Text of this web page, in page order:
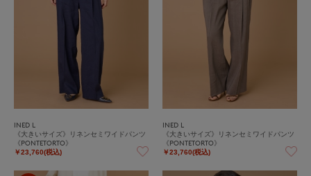
INED L
《大きいサイズ》リネンセミワイドパンツ
《PONTETORTO》
￥23,760(税込)
INED L
《大きいサイズ》リネンセミワイドパンツ
《PONTETORTO》
￥23,760(税込)